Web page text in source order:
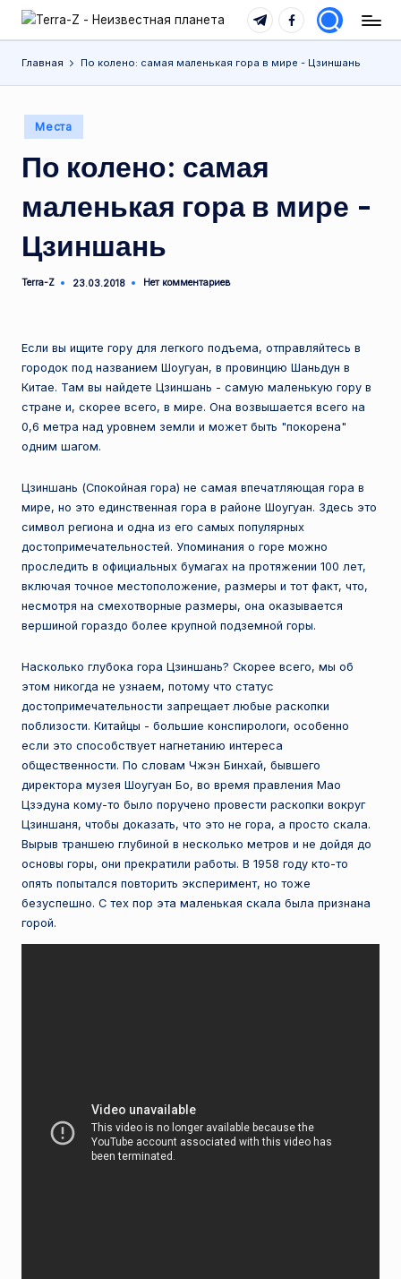
Перейти
TelegramFacebook
T
e
r
r
a
-
Z
-
з
в
е
с
т
н
а
я
п
л
н
е
т
а
Главная По колено: самая маленькая гора в мире - Цзиншань
Опубликовано
в
Места
По колено: самая
маленькая гора в мире -
Цзиншань
Запись
Terra-Z 23.03.2018 Нет комментариев
Если вы ищите гору для легкого подъема, отправляйтесь в
городок под названием Шоугуан, в провинцию Шаньдун в
Китае. Там вы найдете Цзиншань - самую маленькую гору в
стране и, скорее всего, в мире. Она возвышается всего на
0,6 метра над уровнем земли и может быть "покорена"
одним шагом.
Цзиншань (Спокойная гора) не самая впечатляющая гора в
мире, но это единственная гора в районе Шоугуан. Здесь это
символ региона и одна из его самых популярных
достопримечательностей. Упоминания о горе можно
проследить в официальных бумагах на протяжении 100 лет,
включая точное местоположение, размеры и тот факт, что,
несмотря на смехотворные размеры, она оказывается
вершиной гораздо более крупной подземной горы.
Насколько глубока гора Цзиншань? Скорее всего, мы об
этом никогда не узнаем, потому что статус
достопримечательности запрещает любые раскопки
поблизости. Китайцы - большие конспирологи, особенно
если это способствует нагнетанию интереса
общественности. По словам Чжэн Бинхай, бывшего
директора музея Шоугуан Бо, во время правления Мао
Цзэдуна кому-то было поручено провести раскопки вокруг
Цзиншаня, чтобы доказать, что это не гора, а просто скала.
Вырыв траншею глубиной в несколько метров и не дойдя до
основы горы, они прекратили работы. В 1958 году кто-то
опять попытался повторить эксперимент, но тоже
безуспешно. С тех пор эта маленькая скала была признана
горой.